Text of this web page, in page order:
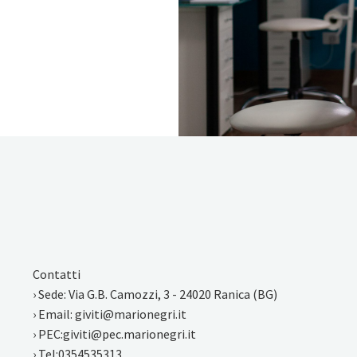
Contatti
› Sede: Via G.B. Camozzi, 3 - 24020 Ranica (BG)
› Email: giviti@marionegri.it
› PEC:giviti@pec.marionegri.it
› Tel:0354535313